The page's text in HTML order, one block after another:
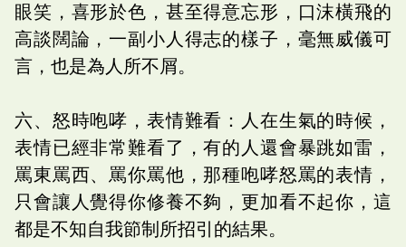
眼笑，喜形於色，甚至得意忘形，口沫橫飛的
高談闊論，一副小人得志的樣子，毫無威儀可
言，也是為人所不屑。
六、怒時咆哮，表情難看：人在生氣的時候，
表情已經非常難看了，有的人還會暴跳如雷，
罵東罵西、罵你罵他，那種咆哮怒罵的表情，
只會讓人覺得你修養不夠，更加看不起你，這
都是不知自我節制所招引的結果。